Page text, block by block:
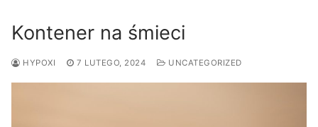
Kontener na śmieci
HYPOXI 7 LUTEGO, 2024 UNCATEGORIZED